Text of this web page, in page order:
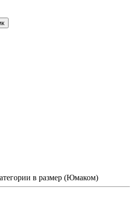
в размер (Юмаком)